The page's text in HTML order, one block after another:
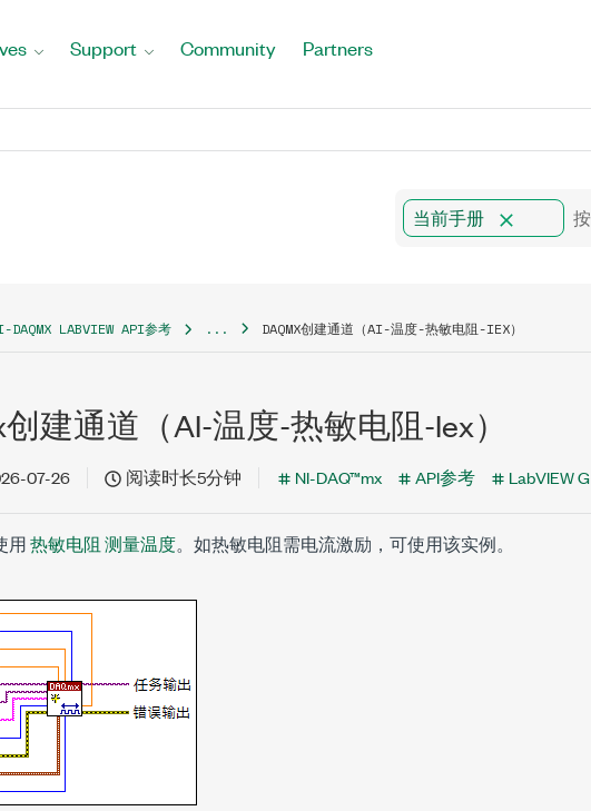
Support Community Partners
当前手册
DAQMX LABVIEW API参考 ... DAQMX创建通道（AI-温度-热敏电阻-IEX）
创建通道（AI-温度-热敏电阻-Iex）
07-26 阅读时长5分钟 NI-DAQ™mx API参考 LabVIEW G
用热敏电阻 测量温度。如热敏电阻需电流激励，可使用该实例。